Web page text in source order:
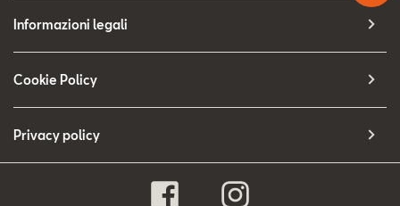
Informazioni legali
Cookie Policy
Privacy policy